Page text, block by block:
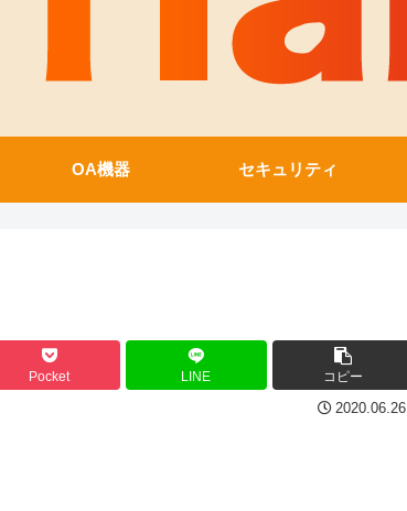
OA機器 セキュリティ
Pocket LINE コピー
2020.06.26